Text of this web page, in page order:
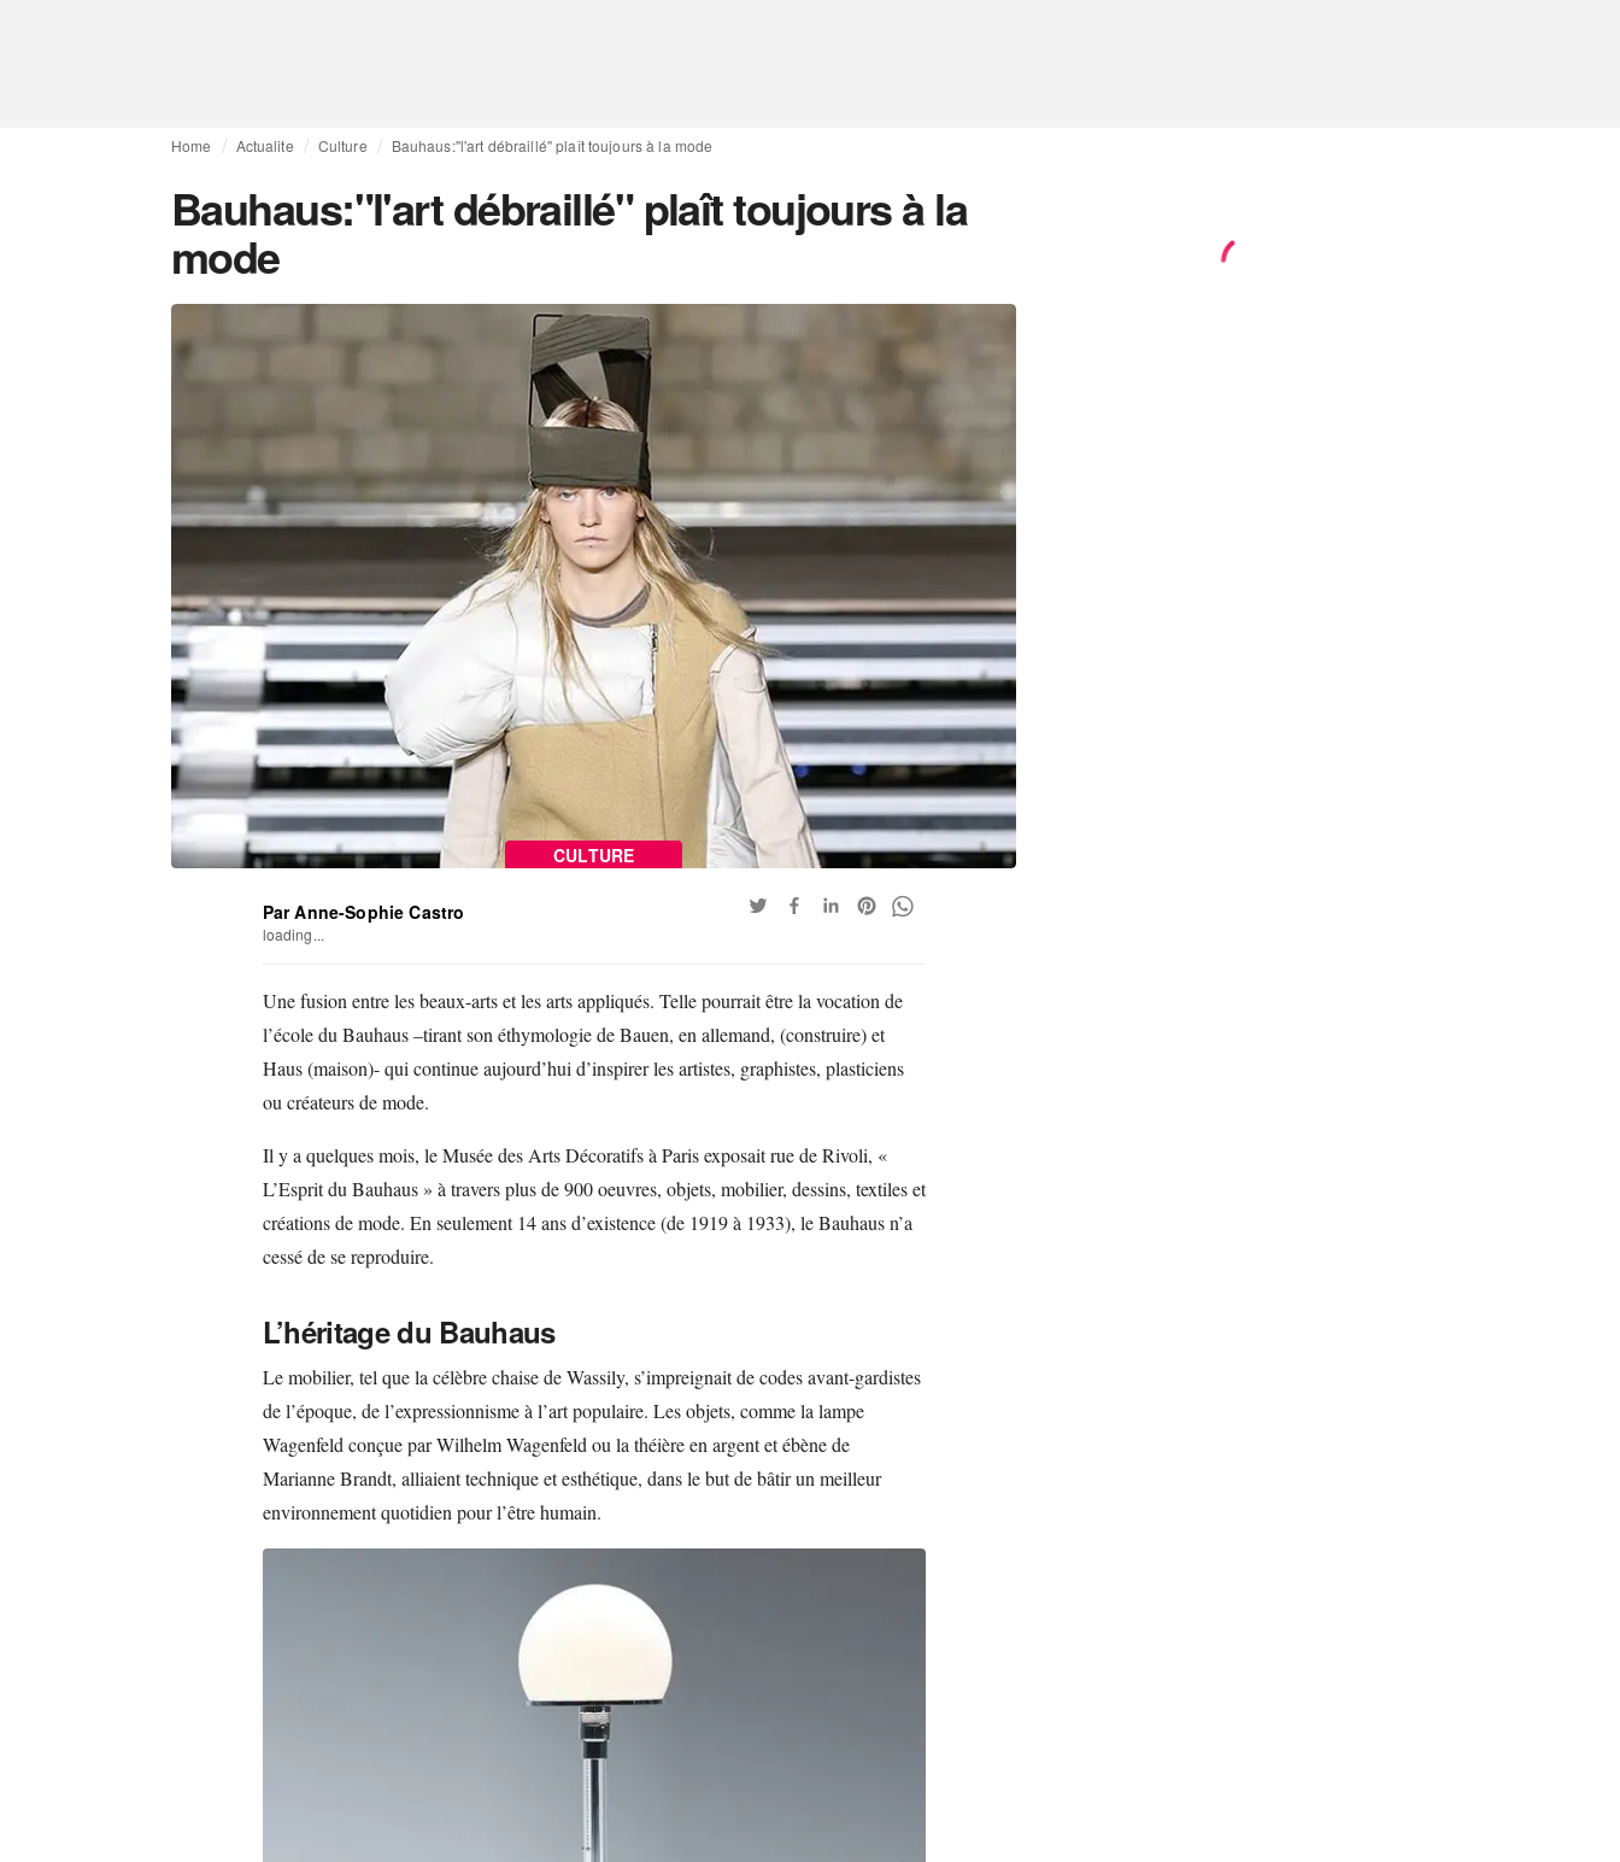
Home Actualite Culture Bauhaus:"l'art débraillé" plaît toujours à la mode
Bauhaus:"l'art débraillé" plaît toujours à la
mode
CULTURE
Par Anne-Sophie Castro
loading...
Une fusion entre les beaux-arts et les arts appliqués. Telle pourrait être la vocation de
l’école du Bauhaus –tirant son éthymologie de Bauen, en allemand, (construire) et
Haus (maison)- qui continue aujourd’hui d’inspirer les artistes, graphistes, plasticiens
ou créateurs de mode.
Il y a quelques mois, le Musée des Arts Décoratifs à Paris exposait rue de Rivoli, «
L’Esprit du Bauhaus » à travers plus de 900 oeuvres, objets, mobilier, dessins, textiles et
créations de mode. En seulement 14 ans d’existence (de 1919 à 1933), le Bauhaus n’a
cessé de se reproduire.
L’héritage du Bauhaus
Le mobilier, tel que la célèbre chaise de Wassily, s’impreignait de codes avant-gardistes
de l’époque, de l’expressionnisme à l’art populaire. Les objets, comme la lampe
Wagenfeld conçue par Wilhelm Wagenfeld ou la théière en argent et ébène de
Marianne Brandt, alliaient technique et esthétique, dans le but de bâtir un meilleur
environnement quotidien pour l’être humain.